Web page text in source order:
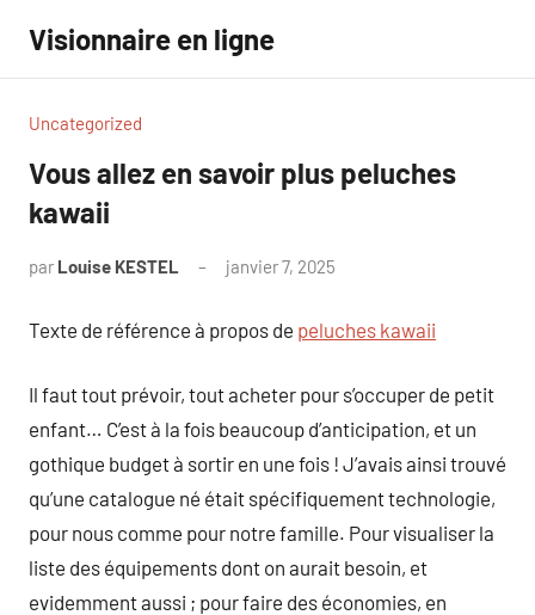
contenu
Visionnaire en ligne
Uncategorized
Vous allez en savoir plus peluches
kawaii
par Louise KESTEL janvier 7, 2025
Texte de référence à propos de peluches kawaii
Il faut tout prévoir, tout acheter pour s’occuper de petit
enfant… C’est à la fois beaucoup d’anticipation, et un
gothique budget à sortir en une fois ! J’avais ainsi trouvé
qu’une catalogue né était spécifiquement technologie,
pour nous comme pour notre famille. Pour visualiser la
liste des équipements dont on aurait besoin, et
evidemment aussi ; pour faire des économies, en